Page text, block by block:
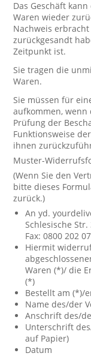
Das Geschäft
Waren wieder
Nachweis
zurückgesandt
Zeitpunkt ist.
Sie tragen die
Waren.
Sie müssen für
aufkommen,
Prüfung der
Funktionsweise
ihnen
Muster-
(Wenn Sie den
bitte dieses
zurück.)
An yd.
Schlesische
Fax: 0800 202
Hiermit
Waren (*)/ die
(*)
Bestellt am (*)/
Name des/der
Anschrift des/
Unterschrift
auf Papier)
Datum